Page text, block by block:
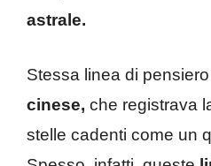
astrale.
Stessa linea di pensiero
cinese, che registrava
stelle cadenti come un